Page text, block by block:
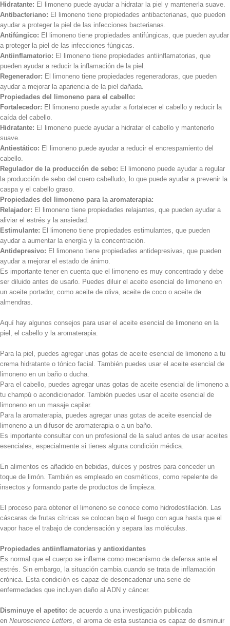
Hidratante: El limoneno puede ayudar a hidratar la piel y mantenerla suave.
Antibacteriano: El limoneno tiene propiedades antibacterianas, que pueden
ayudar a proteger la piel de las infecciones bacterianas.
Antifúngico: El limoneno tiene propiedades antifúngicas, que pueden ayudar
a proteger la piel de las infecciones fúngicas.
Antiinflamatorio: El limoneno tiene propiedades antiinflamatorias, que
pueden ayudar a reducir la inflamación de la piel.
Regenerador: El limoneno tiene propiedades regeneradoras, que pueden
ayudar a mejorar la apariencia de la piel dañada.
Propiedades del limoneno para el cabello:
Fortalecedor: El limoneno puede ayudar a fortalecer el cabello y reducir la
caída del cabello.
Hidratante: El limoneno puede ayudar a hidratar el cabello y mantenerlo
suave.
Antiestático: El limoneno puede ayudar a reducir el encrespamiento del
cabello.
Regulador de la producción de sebo: El limoneno puede ayudar a regular
la producción de sebo del cuero cabelludo, lo que puede ayudar a prevenir la
caspa y el cabello graso.
Propiedades del limoneno para la aromaterapia:
Relajador: El limoneno tiene propiedades relajantes, que pueden ayudar a
aliviar el estrés y la ansiedad.
Estimulante: El limoneno tiene propiedades estimulantes, que pueden
ayudar a aumentar la energía y la concentración.
Antidepresivo: El limoneno tiene propiedades antidepresivas, que pueden
ayudar a mejorar el estado de ánimo.
Es importante tener en cuenta que el limoneno es muy concentrado y debe
ser diluido antes de usarlo. Puedes diluir el aceite esencial de limoneno en
un aceite portador, como aceite de oliva, aceite de coco o aceite de
almendras.
Aquí hay algunos consejos para usar el aceite esencial de limoneno en la
piel, el cabello y la aromaterapia:
Para la piel, puedes agregar unas gotas de aceite esencial de limoneno a tu
crema hidratante o tónico facial. También puedes usar el aceite esencial de
limoneno en un baño o ducha.
Para el cabello, puedes agregar unas gotas de aceite esencial de limoneno a
tu champú o acondicionador. También puedes usar el aceite esencial de
limoneno en un masaje capilar.
Para la aromaterapia, puedes agregar unas gotas de aceite esencial de
limoneno a un difusor de aromaterapia o a un baño.
Es importante consultar con un profesional de la salud antes de usar aceites
esenciales, especialmente si tienes alguna condición médica.
En alimentos es añadido en bebidas, dulces y postres para conceder un
toque de limón. También es empleado en cosméticos, como repelente de
insectos y formando parte de productos de limpieza.
El proceso para obtener el limoneno se conoce como hidrodestilación. Las
cáscaras de frutas cítricas se colocan bajo el fuego con agua hasta que el
vapor hace el trabajo de condensación y separa las moléculas.
Propiedades antiinflamatorias y antioxidantes
Es normal que el cuerpo se inflame como mecanismo de defensa ante el
estrés. Sin embargo, la situación cambia cuando se trata de inflamación
crónica. Esta condición es capaz de desencadenar una serie de
enfermedades que incluyen daño al ADN y cáncer.
Disminuye el apetito: de acuerdo a una investigación publicada
en Neuroscience Letters, el aroma de esta sustancia es capaz de disminuir